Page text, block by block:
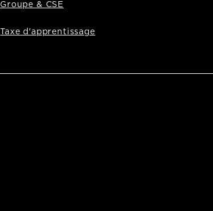
Groupe & CSE
Taxe d'apprentissage